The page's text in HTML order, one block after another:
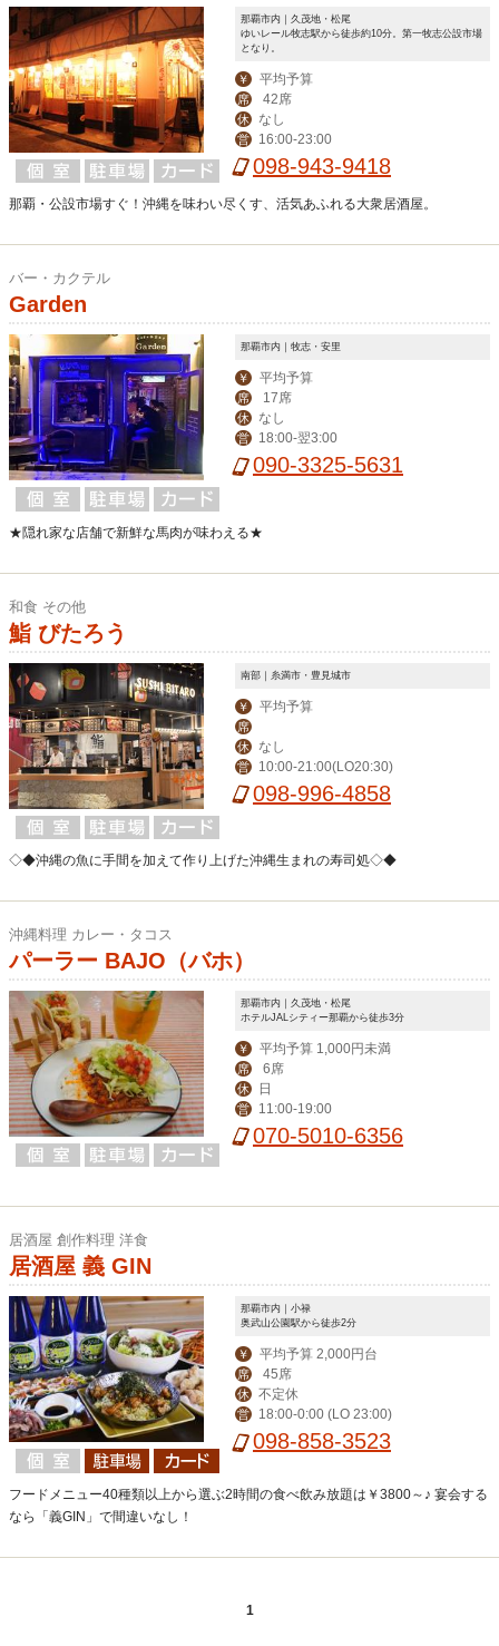
那覇市内｜久茂地・松尾
ゆいレール牧志駅から徒歩約10分。第一牧志公設市場
となり。
￥ 平均予算
席 42席
休 なし
営 16:00-23:00
098-943-9418
那覇・公設市場すぐ！沖縄を味わい尽くす、活気あふれる大衆居酒屋。
バー・カクテル
Garden
那覇市内｜牧志・安里
￥ 平均予算
席 17席
休 なし
営 18:00-翌3:00
090-3325-5631
★隠れ家な店舗で新鮮な馬肉が味わえる★
和食 その他
鮨 びたろう
南部｜糸満市・豊見城市
￥ 平均予算
席
休
なし
営 10:00-21:00(LO20:30)
098-996-4858
◇◆沖縄の魚に手間を加えて作り上げた沖縄生まれの寿司処◇◆
沖縄料理 カレー・タコス
パーラー BAJO（バホ）
那覇市内｜久茂地・松尾
ホテルJALシティー那覇から徒歩3分
￥ 平均予算 1,000円未満
席 6席
休 日
営 11:00-19:00
070-5010-6356
居酒屋 創作料理 洋食
居酒屋 義 GIN
那覇市内｜小禄
奥武山公園駅から徒歩2分
￥ 平均予算 2,000円台
席 45席
休 不定休
営 18:00-0:00 (LO 23:00)
098-858-3523
フードメニュー40種類以上から選ぶ2時間の食べ飲み放題は￥3800～♪ 宴会する
なら「義GIN」で間違いなし！
1